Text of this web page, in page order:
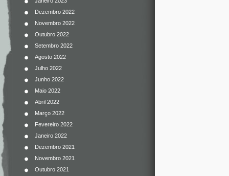
Dezembro 2022
Novembro 2022
Outubro 2022
Setembro 2022
Agosto 2022
Julho 2022
Junho 2022
Maio 2022
Abril 2022
Março 2022
Fevereiro 2022
Janeiro 2022
Dezembro 2021
Novembro 2021
Outubro 2021